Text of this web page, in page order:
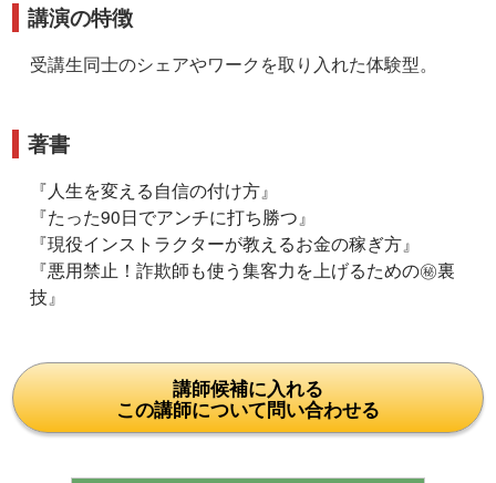
講演の特徴
受講生同士のシェアやワークを取り入れた体験型。
著書
『人生を変える自信の付け方』
『たった90日でアンチに打ち勝つ 』
『現役インストラクターが教えるお金の稼ぎ方』
『悪用禁止！詐欺師も使う集客力を上げるための㊙︎裏
技』
講師候補に入れる
この講師について問い合わせる